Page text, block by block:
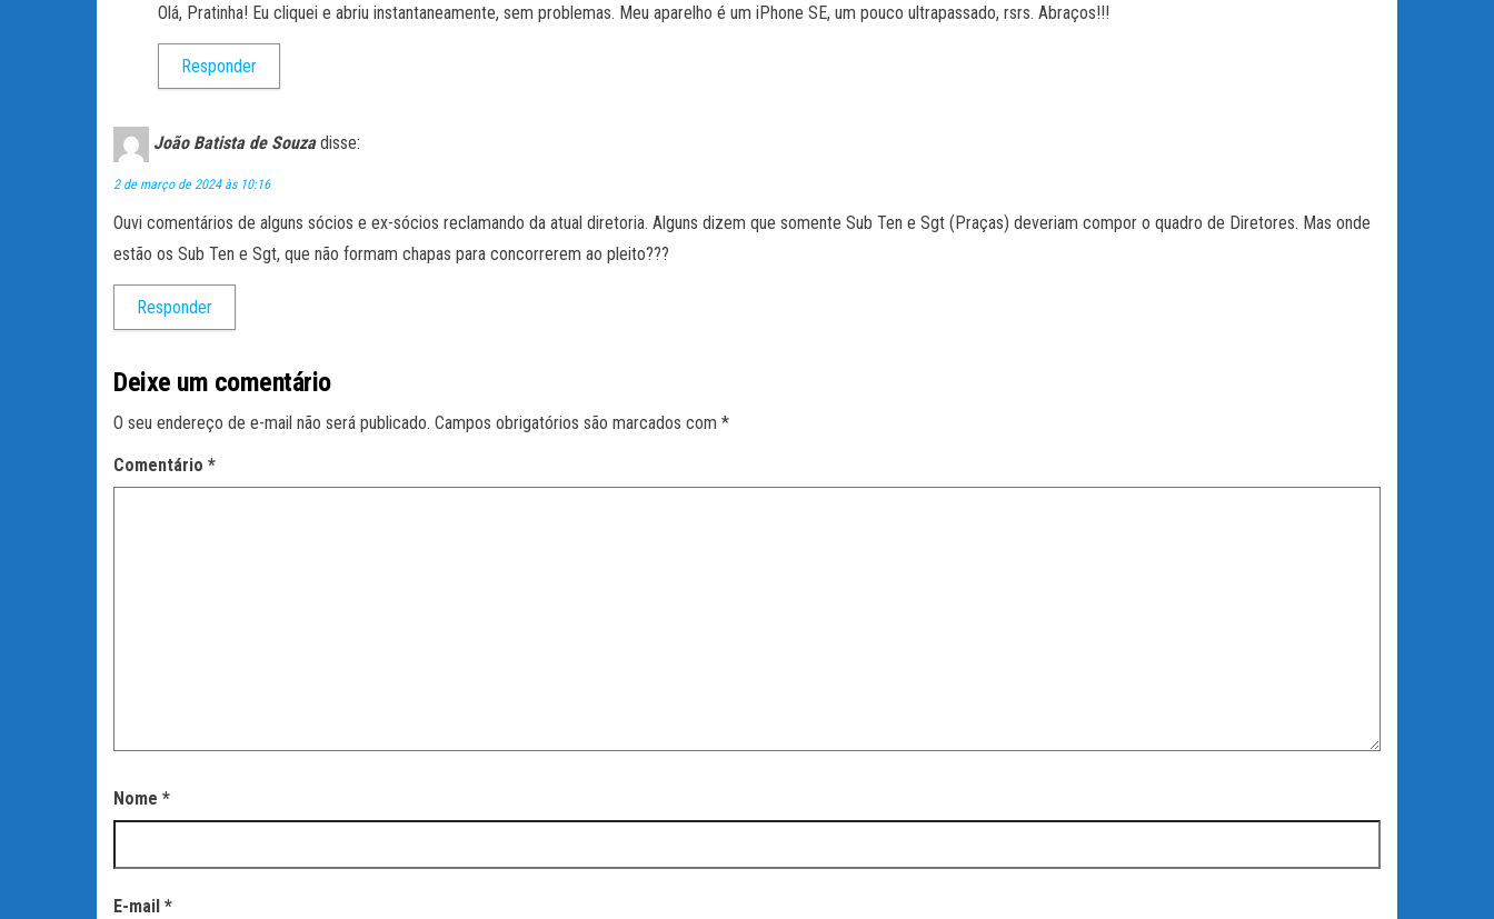
Olá, Pratinha! Eu cliquei e abriu instantaneamente, sem problemas. Meu aparelho é um iPhone SE, um pouco ultrapassado, rsrs. Abraços!!!
Responder
João Batista de Souza disse:
2 de março de 2024 às 10:16
Ouvi comentários de alguns sócios e ex-sócios reclamando da atual diretoria. Alguns dizem que somente Sub Ten e Sgt (Praças) deveriam compor o quadro de Diretores. Mas onde
estão os Sub Ten e Sgt, que não formam chapas para concorrerem ao pleito???
Responder
Deixe um comentário
O seu endereço de e-mail não será publicado. Campos obrigatórios são marcados com *
Comentário *
Nome *
E-mail *